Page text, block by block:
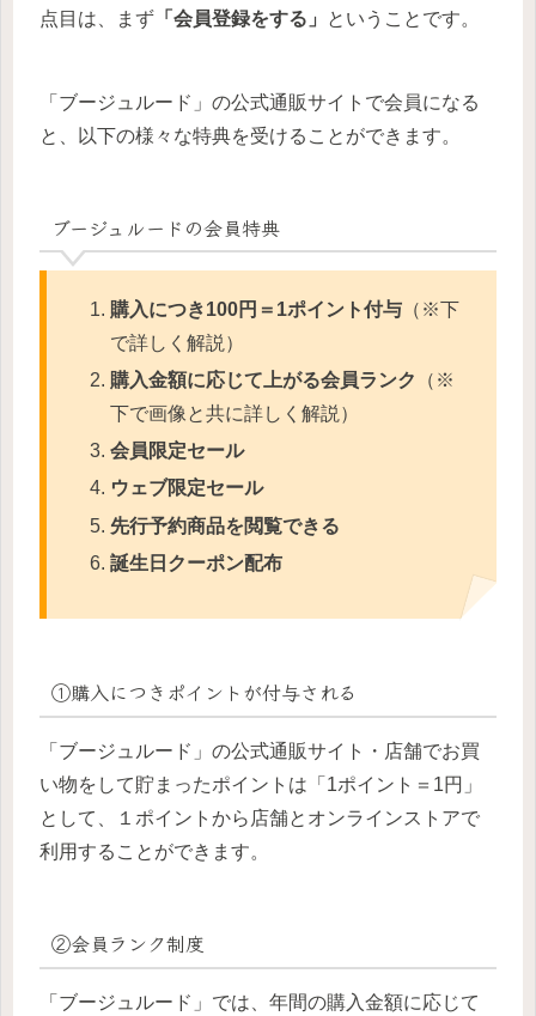
点目は、まず 「会員登録をする」 ということです。
「ブージュルード」の公式通販サイトで会員になる
と、以下の様々な特典を受けることができます。
ブージュルードの会員特典
購入につき100円＝1ポイント付与 （※下
で詳しく解説）
購入金額に応じて上がる会員ランク
（※
下で画像と共に詳しく解説）
会員限定セール
ウェブ限定セール
先行予約商品を閲覧できる
誕生日クーポン配布
①購入につきポイントが付与される
「ブージュルード」の公式通販サイト・店舗でお買
い物をして貯まったポイントは「1ポイント＝1円」
として、１ポイントから店舗とオンラインストアで
利用することができます。
②会員ランク制度
「ブージュルード」では、年間の購入金額に応じて